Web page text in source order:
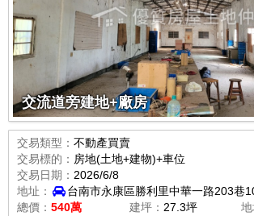
交流道旁建地+廠房
交易類型： 不動產買賣
交易標的： 房地(土地+建物)+車位
交易日期： 2026/6/8
地址：
台南市永康區勝利里中華一路203巷
總價： 540萬 建坪： 27.3坪 地